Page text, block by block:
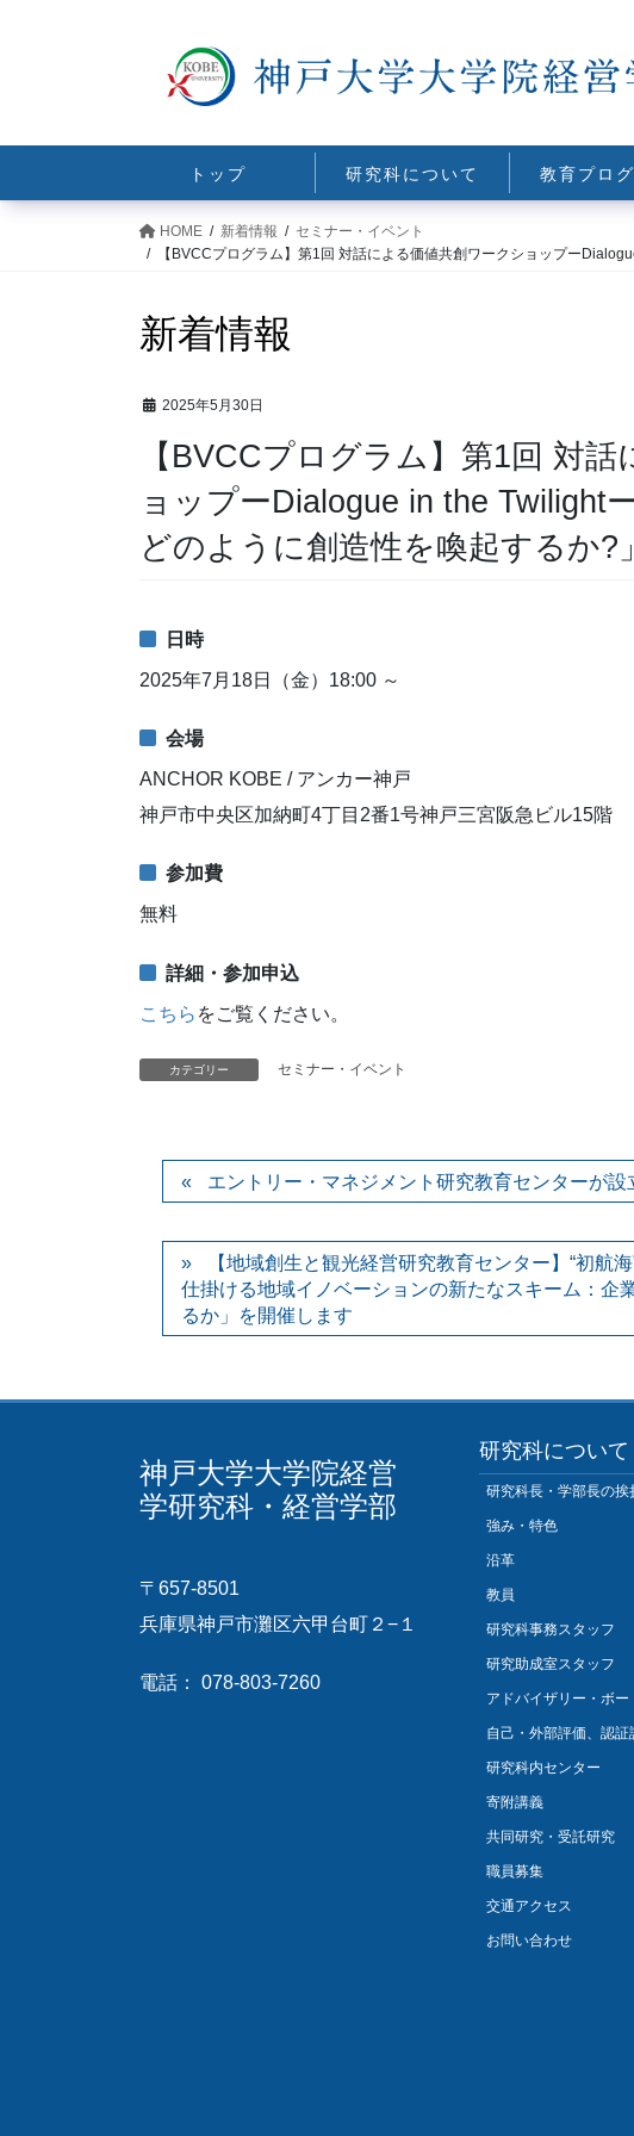
トップ 研究科について 教育プロ
HOME 新着情報
セミナー・イベント
【BVCCプログラム】第1回 対話による価値共創ワークショップー
新着情報
2025年5月30日
【BVCCプログラム】第1回 対
ョップーDialogue in the Twilight
どのように創造性を喚起するか?
日時
2025年7月18日（金）18:00 ～
会場
ANCHOR KOBE / アンカー神戸
神戸市中央区加納町4丁目2番1号神戸三宮阪急ビル15階
参加費
無料
詳細・参加申込
こちら をご覧ください。
カテゴリー セミナー・イベント
エントリー・マネジメント研究教育センターが設
【地域創生と観光経営研究教育センター】“初航
仕掛ける地域イノベーションの新たなスキーム：企
るか」を開催します
神戸大学大学院経営
学研究科・経営学部
〒657-8501
兵庫県神戸市灘区六甲台町２−１
電話： 078-803-7260
研究科について
研究科長・学部長の挨
強み・特色
沿革
教員
研究科事務スタッフ
研究助成室スタッフ
アドバイザリー・ボー
自己・外部評価、認証
研究科内センター
寄附講義
共同研究・受託研究
職員募集
交通アクセス
お問い合わせ